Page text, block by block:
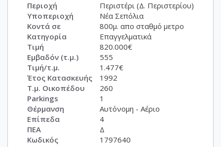
Περιοχή
Περιστέρι (Δ. Περιστερίου)
Υποπεριοχή
Νέα Σεπόλια
Κοντά σε
800μ. απο σταθμό μετρο
Κατηγορία
Επαγγελματικά
Τιμή
820.000€
Εμβαδόν (τ.μ.)
555
Τιμή/τ.μ.
1.477€
Έτος Κατασκευής
1992
Τ.μ. Οικοπέδου
260
Parkings
1
Θέρμανση
Αυτόνομη - Αέριο
Επίπεδα
4
ΠΕΑ
Δ
Κωδικός
1797640